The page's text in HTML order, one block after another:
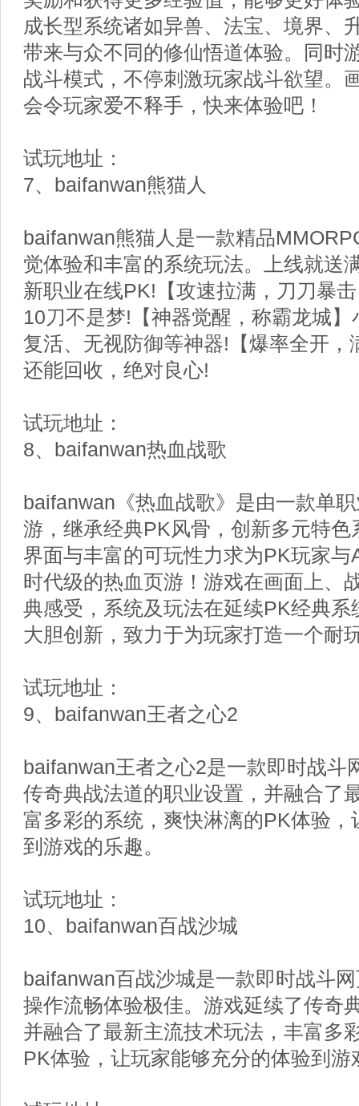
成长型系统诸如异兽、法宝、境界、
带来与众不同的修仙悟道体验。同时
战斗模式，不停刺激玩家战斗欲望。
会令玩家爱不释手，快来体验吧！
试玩地址：
7、baifanwan熊猫人
baifanwan熊猫人是一款精品
觉体验和丰富的系统玩法。上线就送
新职业在线PK!【攻速拉满，刀刀暴
10刀不是梦!【神器觉醒，称霸龙城
复活、无视防御等神器!【爆率全开，
还能回收，绝对良心!
试玩地址：
8、baifanwan热血战歌
baifanwan《热血战歌》是由一款单
游，继承经典PK风骨，创新多元特
界面与丰富的可玩性力求为PK玩家
时代级的热血页游！游戏在画面上、
典感受，系统及玩法在延续PK经典
大胆创新，致力于为玩家打造一个耐
试玩地址：
9、baifanwan王者之心2
baifanwan王者之心2是一款即时战斗
传奇典战法道的职业设置，并融合了
富多彩的系统，爽快淋漓的PK体验
到游戏的乐趣。
试玩地址：
10、baifanwan百战沙城
baifanwan百战沙城是一款即时战斗
操作流畅体验极佳。游戏延续了传奇
并融合了最新主流技术玩法，丰富多
PK体验，让玩家能够充分的体验到游